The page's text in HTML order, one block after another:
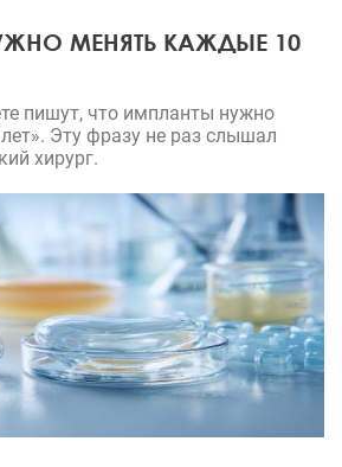
МЕНЯТЬ КАЖДЫЕ 10
пишут, что импланты нужно
Эту фразу не раз слышал
хирург.